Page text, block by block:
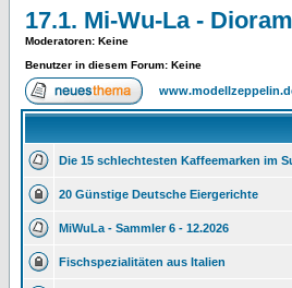
17.1. Mi-Wu-La -
Moderatoren: Keine
Benutzer in diesem Forum: Keine
Die 15 schlechtesten Kaffeemarken im
20 Günstige Deutsche Eiergerichte
MiWuLa - Sammler 6 - 12.2026
Fischspezialitäten aus Italien